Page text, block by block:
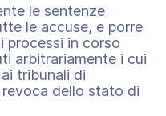
le sentenze
le accuse, e porre
processi in corso
arbitrariamente i cui
tribunali di
revoca dello stato di